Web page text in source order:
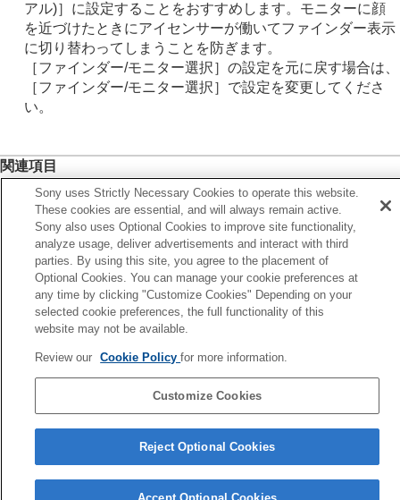
アル)］ に設定することをおすすめします。モニターに顔
を近づけたときにアイセンサーが働いてファインダー表示
に切り替わってしまうことを防ぎます。
［ファインダー/モニター選択］の設定を元に戻す場合は、
［ファインダー/モニター選択］ で設定を変更してくださ
い。
関連項目
よく使う機能をボタンやダイヤルに割り当てる（カスタム
キー/ダイヤル設定）
ファインダー/モニター選択
読み上げ
次へ
Copyright 2026 Sony Corporation
Sony uses Strictly Necessary Cookies to operate this website.
These cookies are essential, and will always remain active.
Sony also uses Optional Cookies to improve site functionality,
analyze usage, deliver advertisements and interact with third
parties. By using this site, you agree to the placement of
Optional Cookies. You can manage your cookie preferences at
any time by clicking "Customize Cookies" Depending on your
selected cookie preferences, the full functionality of this
website may not be available.
Review our Cookie Policyfor more information.
Customize Cookies
Reject Optional Cookies